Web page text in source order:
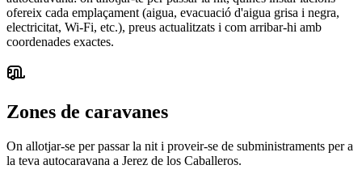
ofereix cada emplaçament (aigua, evacuació d'aigua grisa i negra,
electricitat, Wi-Fi, etc.), preus actualitzats i com arribar-hi amb
coordenades exactes.
Zones de caravanes
On allotjar-se per passar la nit i proveir-se de subministraments per a
la teva autocaravana a Jerez de los Caballeros.